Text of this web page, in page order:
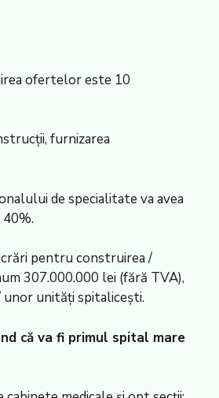
ofertelor este 10
furnizarea
de specialitate va avea
pentru construirea /
307.000.000 lei (fără TVA),
unor unităţi spitaliceşti.
că va fi primul spital mare